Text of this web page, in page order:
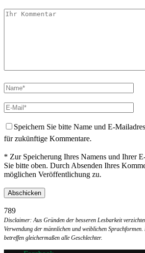
Speichern Sie bitte Name und E-
für zukünftige Kommentare.
* Zur Speicherung Ihres Namens und Ihrer
Sie bitte oben. Durch Absenden Ihres
möglichen Veröffentlichung zu.
789
Disclaimer: Aus Gründen der besseren Lesbarkeit
Verwendung der männlichen und weiblichen Sprachformen.
betreffen gleichermaßen alle Geschlechter.